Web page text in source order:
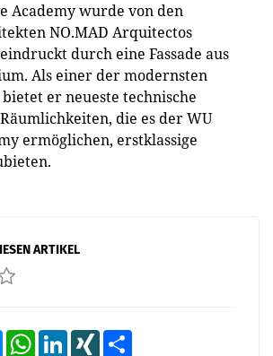
Academy wurde von den
NO.MAD Arquitectos
durch eine Fassade aus
Als einer der modernsten
bietet er neueste technische
die es der WU
ermöglichen, erstklassige
ARTIKEL
MessengerWhatsAppLinkedInXING